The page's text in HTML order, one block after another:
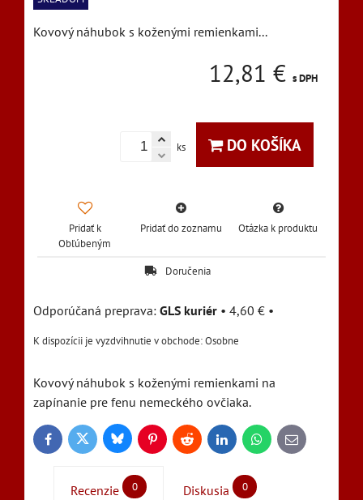
Kovový náhubok s koženými remienkami...
12,81 € s DPH
ks DO KOŠÍKA
Pridať k
Obľúbeným
Pridať do zoznamu Otázka k produktu
Doručenia
GLS kuriér • 4,60 € •
Osobne
Kovový náhubok s koženými remienkami na
zapínanie pre fenu nemeckého ovčiaka.
FacebookTwitter BlueskyPinterestReddit LinkedInWhatsApp
E-
mail
Recenzie 0 Diskusia 0